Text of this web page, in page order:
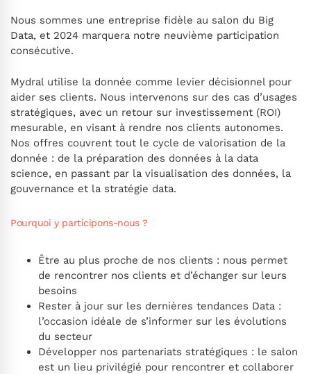
Nous sommes une entreprise fidèle au salon du Big
Data, et 2024 marquera notre neuvième participation
consécutive.
Mydral utilise la donnée comme levier décisionnel pour
aider ses clients. Nous intervenons sur des cas d’usages
stratégiques, avec un retour sur investissement (ROI)
mesurable, en visant à rendre nos clients autonomes.
Nos offres couvrent tout le cycle de valorisation de la
donnée : de la préparation des données à la data
science, en passant par la visualisation des données, la
gouvernance et la stratégie data.
Pourquoi y participons-nous ?
Être au plus proche de nos clients : nous permet
de rencontrer nos clients et d’échanger sur leurs
besoins
Rester à jour sur les dernières tendances Data :
l’occasion idéale de s’informer sur les évolutions
du secteur
Développer nos partenariats stratégiques : le salon
est un lieu privilégié pour rencontrer et collaborer